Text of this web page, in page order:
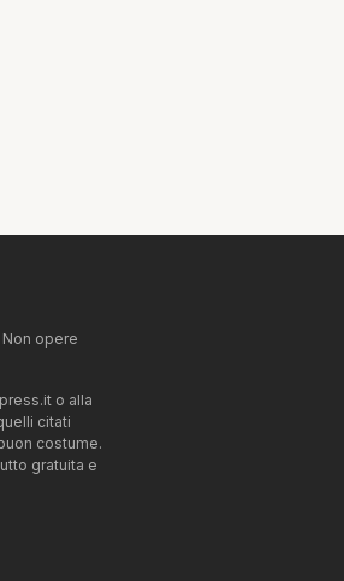
opere
o alla
citati
costume.
gratuita e